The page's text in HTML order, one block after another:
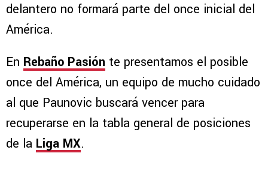
delantero no formará parte del once inicial del
América.
En Rebaño Pasión te presentamos el posible
once del América, un equipo de mucho cuidado
al que Paunovic buscará vencer para
recuperarse en la tabla general de posiciones
de la Liga MX.